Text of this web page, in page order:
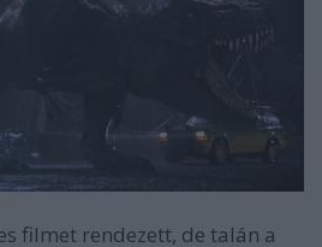
filmet rendezett, de talán a